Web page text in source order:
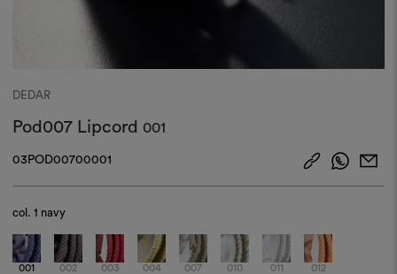
DEDAR
Pod007 Lipcord 001
03POD00700001
col.1 navy
001 002 003 004 007 010 011 012